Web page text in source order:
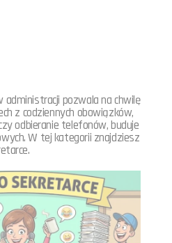
administracji pozwala na chwilę
z codziennych obowiązków,
odbieranie telefonów, buduje
W tej kategorii znajdziesz